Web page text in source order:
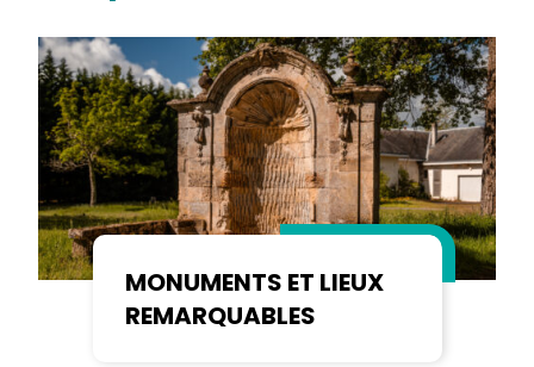
MONUMENTS ET LIEUX
REMARQUABLES